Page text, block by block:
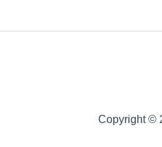
Copyright ©